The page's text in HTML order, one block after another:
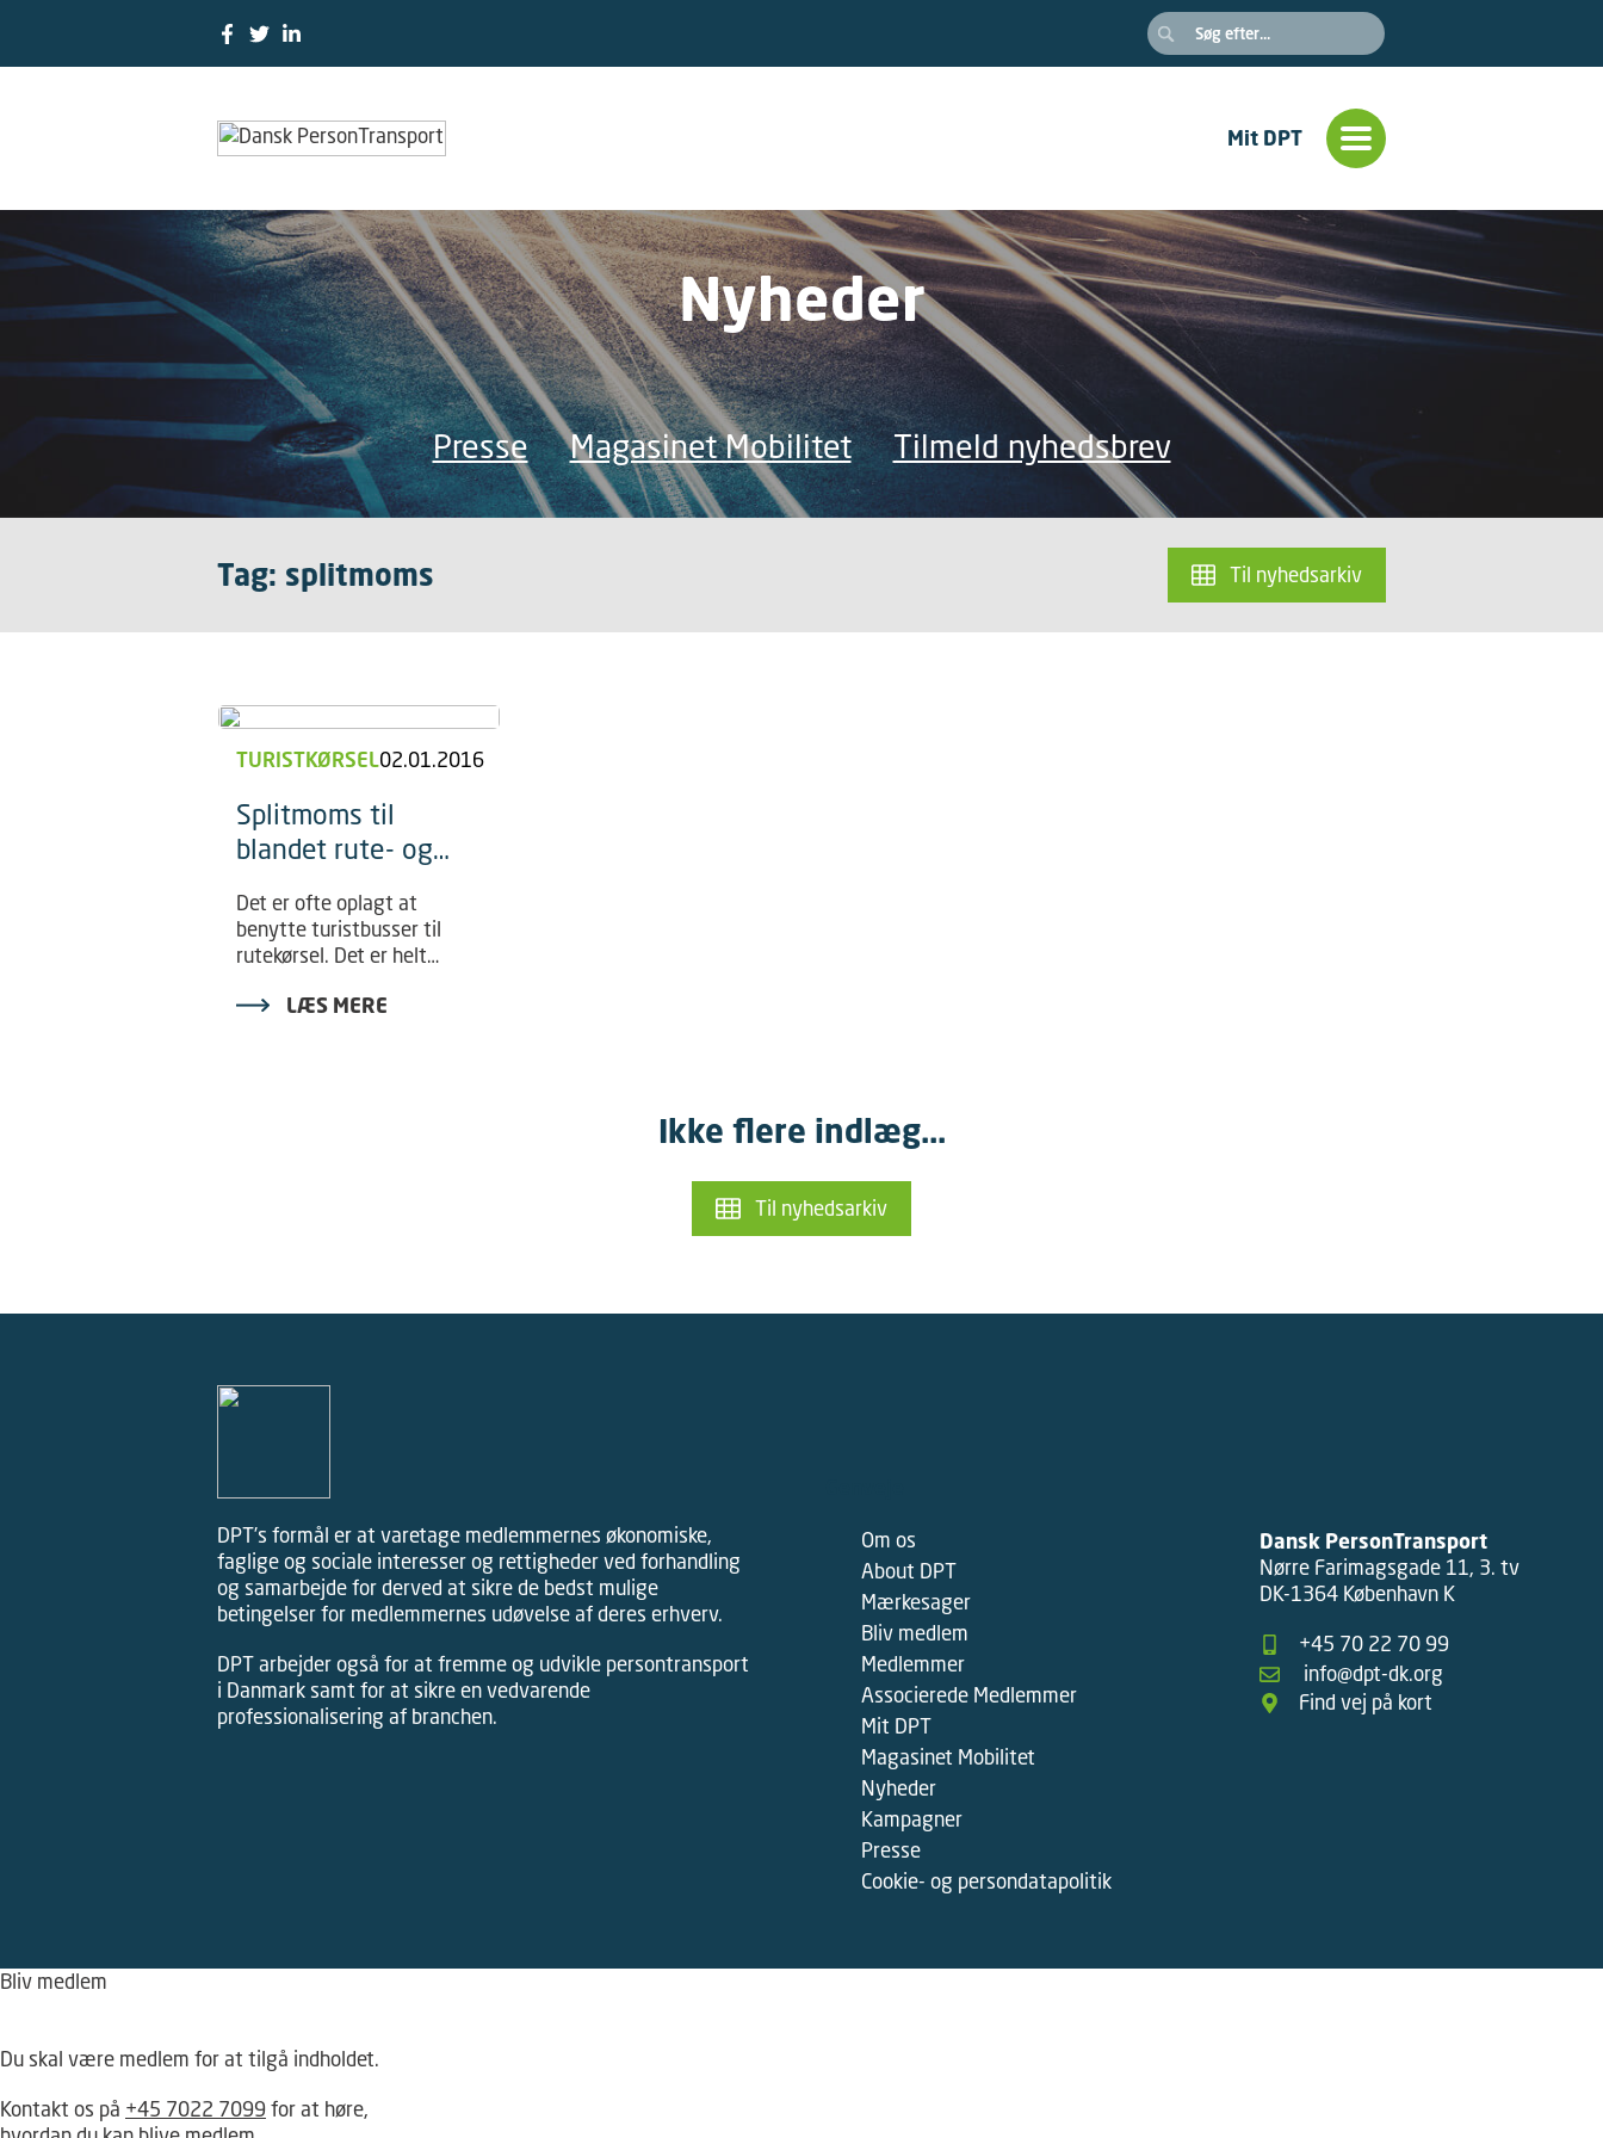
Mit DPT
Nyheder
Presse Magasinet Mobilitet Tilmeld nyhedsbrev
Tag: splitmoms Til nyhedsarkiv
TURISTKØRSEL02.01.2016
Splitmoms til
blandet rute- og
Det er ofte oplagt at
benytte turistbusser til
rutekørsel. Det er helt
bogholderen en ekstra
LÆS MERE
Ikke flere indlæg...
Til nyhedsarkiv
DPT’s formål er at varetage medlemmernes økonomiske,
faglige og sociale interesser og rettigheder ved forhandling
og samarbejde for derved at sikre de bedst mulige
betingelser for medlemmernes udøvelse af deres erhverv.
DPT arbejder også for at fremme og udvikle persontransport
i Danmark samt for at sikre en vedvarende
professionalisering af branchen.
Om os
About DPT
Mærkesager
Bliv medlem
Medlemmer
Associerede Medlemmer
Mit DPT
Magasinet Mobilitet
Nyheder
Kampagner
Presse
Cookie- og persondatapolitik
Dansk PersonTransport
Nørre Farimagsgade 11, 3. tv
DK-1364 København K
+45 70 22 70 99
info@dpt-dk.org
Find vej på kort
Bliv medlem
Du skal være medlem for at tilgå indholdet.
Kontakt os på +45 7022 7099for at høre,